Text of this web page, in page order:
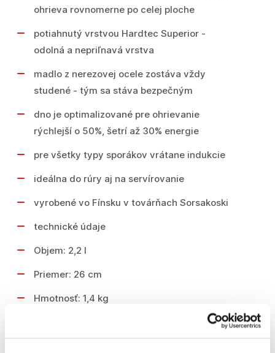
ohrieva rovnomerne po celej ploche
potiahnutý vrstvou Hardtec Superior -
odolná a nepriľnavá vrstva
madlo z nerezovej ocele zostáva vždy
studené - tým sa stáva bezpečným
dno je optimalizované pre ohrievanie
rýchlejší o 50%, šetrí až 30% energie
pre všetky typy sporákov vrátane indukcie
ideálna do rúry aj na servírovanie
vyrobené vo Fínsku v továrňach Sorsakoski
technické údaje
Objem: 2,2 l
Priemer: 26 cm
Hmotnosť: 1,4 kg